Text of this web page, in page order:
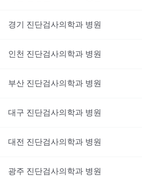
경기 진단검사의학과 병원
인천 진단검사의학과 병원
부산 진단검사의학과 병원
대구 진단검사의학과 병원
대전 진단검사의학과 병원
광주 진단검사의학과 병원